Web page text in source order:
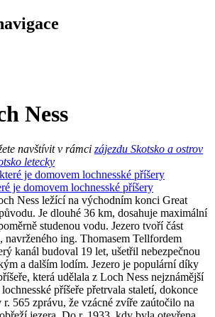
Ness
navštívit v rámci zájezdu Skotsko a ostrov
letecky
je domovem lochnesské příšery
Ness ležící na východním konci Great
Je dlouhé 36 km, dosahuje maximální
studenou vodu. Jezero tvoří část
navrženého ing. Thomasem Tellfordem
kanál budoval 19 let, ušetřil nebezpečnou
a dalším lodím. Jezero je populární díky
která udělala z Loch Ness nejznámější
příšeře přetrvala staletí, dokonce
565 zprávu, že vzácné zvíře zaútočilo na